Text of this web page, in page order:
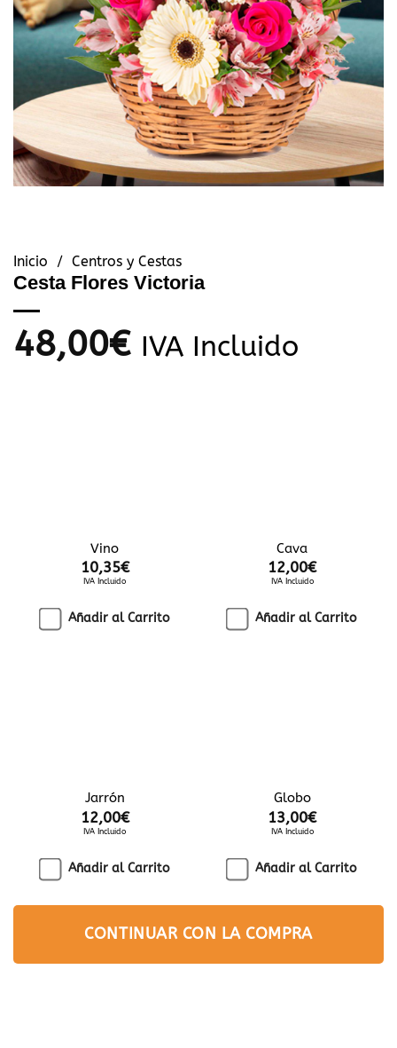
Inicio / Centros y Cestas
Cesta Flores Victoria
48,00€ IVA Incluido
Vino
10,35€
IVA Incluido
Añadir al Carrito
Cava
12,00€
IVA Incluido
Añadir al Carrito
Jarrón
12,00€
IVA Incluido
Añadir al Carrito
Globo
13,00€
IVA Incluido
Añadir al Carrito
CONTINUAR CON LA COMPRA